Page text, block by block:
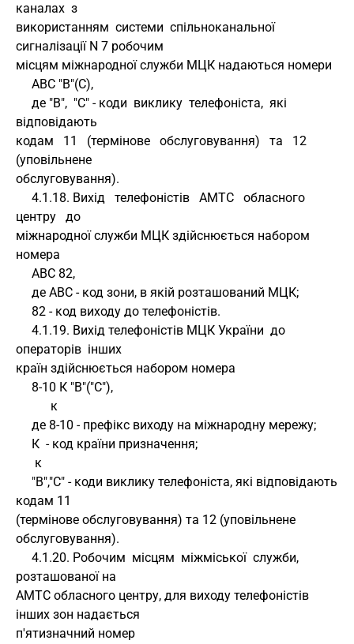
каналах  з
використанням  системи  спільноканальної
сигналізації N 7 робочим
місцям міжнародної служби МЦК надаються номери
     АВС "В"(С),
відповідають
кодам   11   (термінове   обслуговування)   та   12
(уповільнене
обслуговування).
центру   до
міжнародної служби МЦК здійснюється набором
номера
     АВС 82,
     де АВС - код зони, в якій розташований МЦК;
     82 - код виходу до телефоністів.
операторів  інших
країн здійснюється набором номера
     8-10 К "В"("С"),
           к
     де 8-10 - префікс виходу на міжнародну мережу;
     К  - код країни призначення;
      к
кодам 11
(термінове обслуговування) та 12 (уповільнене
обслуговування).
розташованої на
АМТС обласного центру, для виходу телефоністів
інших зон надається
п'ятизначний номер